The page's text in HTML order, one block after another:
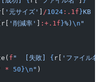
'元サイズ' /1024 :.1f }KB
r[ '削減率' :+.1f }%) \n "
f "  [失敗] { r[
'ファイル
* 50}\n " )